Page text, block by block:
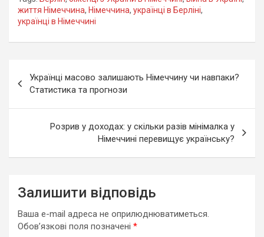
життя Німеччина, Німеччина, українці в Берліні,
українці в Німеччині
записів
Українці масово залишають Німеччину чи навпаки?
Статистика та прогнози
Розрив у доходах: у скільки разів мінімалка у
Німеччині перевищує українську?
Залишити відповідь
Ваша e-mail адреса не оприлюднюватиметься.
Обов’язкові поля позначені *